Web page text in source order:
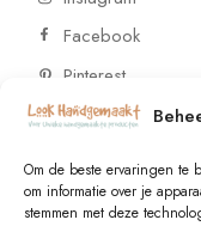
Om de beste ervaringen te
om informatie over je
stemmen met deze
Facebook
Pinterest
CONTACT